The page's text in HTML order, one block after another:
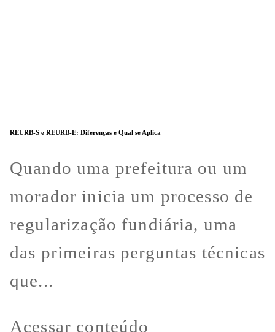
REURB-S e REURB-E: Diferenças e Qual se Aplica
Quando uma prefeitura ou um
morador inicia um processo de
regularização fundiária, uma
das primeiras perguntas técnicas
que...
Acessar conteúdo